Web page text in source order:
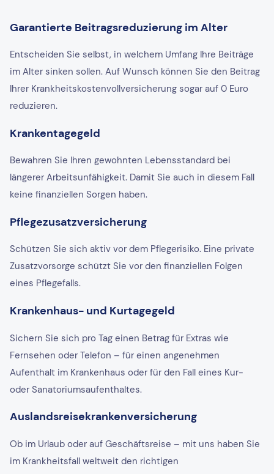
Garantierte Beitragsreduzierung im Alter
Entscheiden Sie selbst, in welchem Umfang Ihre Beiträge
im Alter sinken sollen. Auf Wunsch können Sie den Beitrag
Ihrer Krankheitskostenvollversicherung sogar auf 0 Euro
reduzieren.
Krankentagegeld
Bewahren Sie Ihren gewohnten Lebensstandard bei
längerer Arbeitsunfähigkeit. Damit Sie auch in diesem Fall
keine finanziellen Sorgen haben.
Pflegezusatzversicherung
Schützen Sie sich aktiv vor dem Pflegerisiko. Eine private
Zusatzvorsorge schützt Sie vor den finanziellen Folgen
eines Pflegefalls.
Krankenhaus- und Kurtagegeld
Sichern Sie sich pro Tag einen Betrag für Extras wie
Fernsehen oder Telefon – für einen angenehmen
Aufenthalt im Krankenhaus oder für den Fall eines Kur-
oder Sanatoriumsaufenthaltes.
Auslandsreisekrankenversicherung
Ob im Urlaub oder auf Geschäftsreise – mit uns haben Sie
im Krankheitsfall weltweit den richtigen